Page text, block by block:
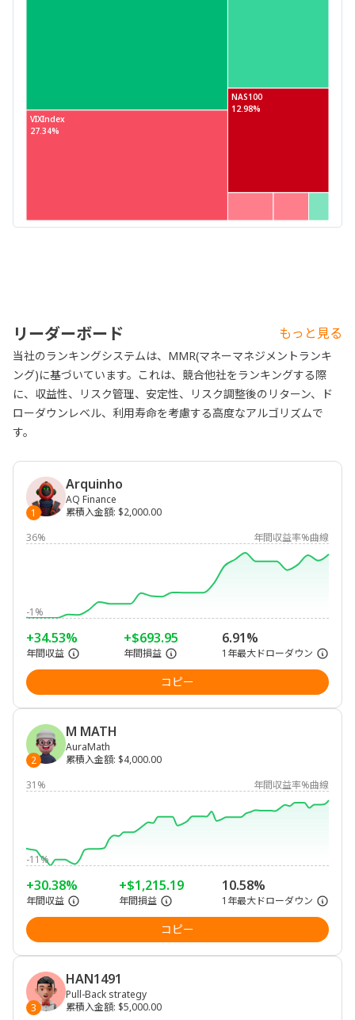
VIXIndex
NAS100
27.34%
12.98%
リーダーボード もっと見る
当社のランキングシステムは、MMR(マネーマネジメントランキ
ング)に基づいています。これは、競合他社をランキングする際
に、収益性、リスク管理、安定性、リスク調整後のリターン、ド
ローダウンレベル、利用寿命を考慮する高度なアルゴリズムで
す。
1
Arquinho
AQ Finance
累積入金額: $2,000.00
36%
年間収益率%曲線
-1%
+34.53%
年間収益
+$693.95
年間損益
6.91%
1年最大ドローダウン
コピー
2
M MATH
AuraMath
累積入金額: $4,000.00
31%
年間収益率%曲線
-11%
+30.38%
年間収益
+$1,215.19
年間損益
10.58%
1年最大ドローダウン
コピー
3
HAN1491
Pull-Back strategy
累積入金額: $5,000.00